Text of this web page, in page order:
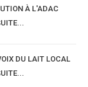
À L'ADAC
DU LAIT LOCAL